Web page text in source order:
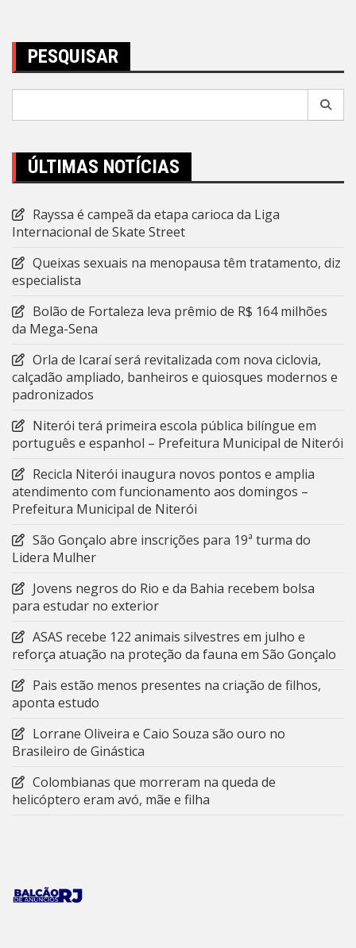
PESQUISAR
ÚLTIMAS NOTÍCIAS
Rayssa é campeã da etapa carioca da Liga
Internacional de Skate Street
Queixas sexuais na menopausa têm tratamento, diz
especialista
Bolão de Fortaleza leva prêmio de R$ 164 milhões
da Mega-Sena
Orla de Icaraí será revitalizada com nova ciclovia,
calçadão ampliado, banheiros e quiosques modernos e
padronizados
Niterói terá primeira escola pública bilíngue em
português e espanhol – Prefeitura Municipal de Niterói
Recicla Niterói inaugura novos pontos e amplia
atendimento com funcionamento aos domingos –
Prefeitura Municipal de Niterói
São Gonçalo abre inscrições para 19ª turma do
Lidera Mulher
Jovens negros do Rio e da Bahia recebem bolsa
para estudar no exterior
ASAS recebe 122 animais silvestres em julho e
reforça atuação na proteção da fauna em São Gonçalo
Pais estão menos presentes na criação de filhos,
aponta estudo
Lorrane Oliveira e Caio Souza são ouro no
Brasileiro de Ginástica
Colombianas que morreram na queda de
helicóptero eram avó, mãe e filha